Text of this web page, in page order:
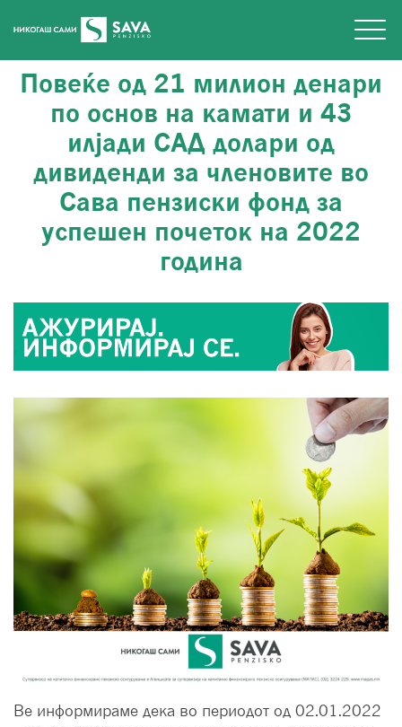
Повеќе од 21 милион денари
по основ на камати и 43
илјади САД долари од
дивиденди за членовите во
Сава пензиски фонд за
успешен почеток на 2022
година
Ве информираме дека во периодот од 02.01.2022